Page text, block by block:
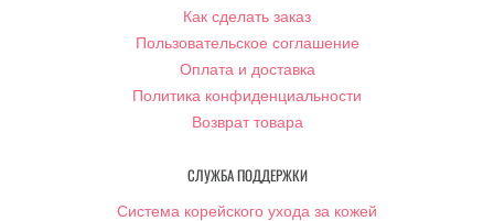
Как сделать заказ
Пользовательское соглашение
Оплата и доставка
Политика конфиденциальности
Возврат товара
СЛУЖБА ПОДДЕРЖКИ
Система корейского ухода за кожей